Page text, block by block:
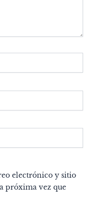
electrónico y sitio
próxima vez que